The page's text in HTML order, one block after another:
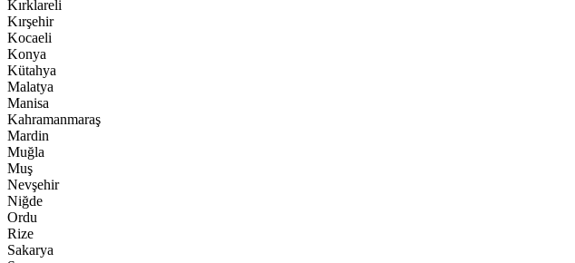
Kırklareli
Kırşehir
Kocaeli
Konya
Kütahya
Malatya
Manisa
Kahramanmaraş
Mardin
Muğla
Muş
Nevşehir
Niğde
Ordu
Rize
Sakarya